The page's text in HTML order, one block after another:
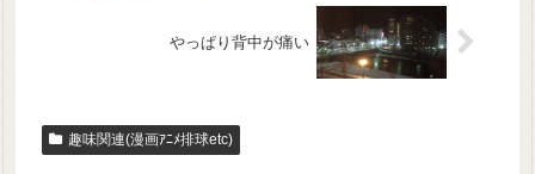
やっぱり背中が痛い
趣味関連(漫画ｱﾆﾒ排球etc)